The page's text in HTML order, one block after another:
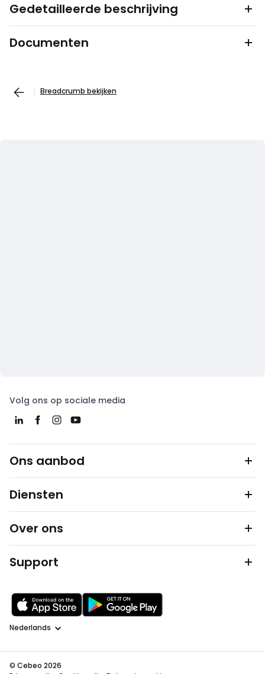
Gedetailleerde beschrijving
Documenten
Breadcrumb bekijken
Volg ons op sociale media
Ons aanbod
Diensten
Over ons
Support
Taal
© Cebeo 2026